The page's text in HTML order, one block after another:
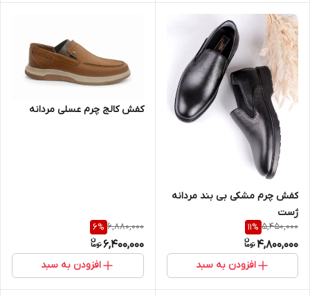
کفش چرم مشکی بی بند مردانه
ژست
5,450,000
11%
4,800,000
افزودن به سبد
کفش کالج چرم عسلی مردانه
6,880,000
6%
6,400,000
افزودن به سبد